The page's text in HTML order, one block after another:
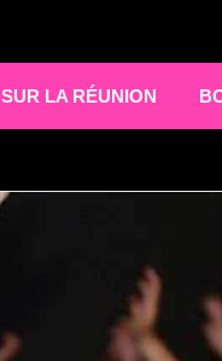
SUR LA RÉUNION